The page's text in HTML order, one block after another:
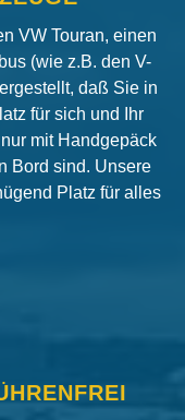
VW Touran, einen
(wie z.B. den V-
daß Sie in
für sich und Ihr
mit Handgepäck
Bord sind. Unsere
Platz für alles